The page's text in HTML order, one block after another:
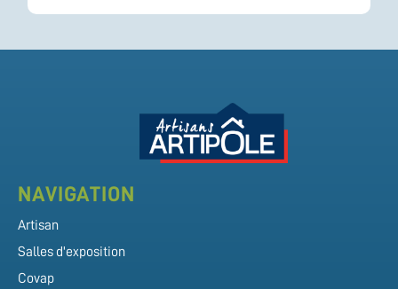
NAVIGATION
Artisan
Salles d'exposition
Covap